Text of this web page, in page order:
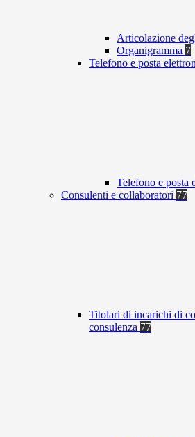
Articolazione
Organigramma 7
Telefono e posta
Telefono e posta
Consulenti e collaboratori 77
Titolari di incarichi di
consulenza 77